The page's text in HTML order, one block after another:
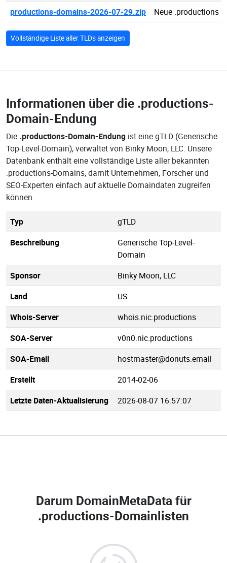
productions-domains-2026-07-29.zip
Neue .productions
Vollständige Liste aller TLDs anzeigen
Informationen über die .productions-
Domain-Endung
Die .productions-Domain-Endung ist eine gTLD (Generische
Top-Level-Domain), verwaltet von Binky Moon, LLC. Unsere
Datenbank enthält eine vollständige Liste aller bekannten
.productions-Domains, damit Unternehmen, Forscher und
SEO-Experten einfach auf aktuelle Domaindaten zugreifen
können.
Typ
gTLD
Beschreibung
Generische Top-Level-
Domain
Sponsor
Binky Moon, LLC
Land
US
Whois-Server
whois.nic.productions
SOA-Server
v0n0.nic.productions
SOA-Email
hostmaster@donuts.email
Erstellt
2014-02-06
Letzte Daten-Aktualisierung
2026-08-07 16:57:07
Darum DomainMetaData für
.productions-Domainlisten